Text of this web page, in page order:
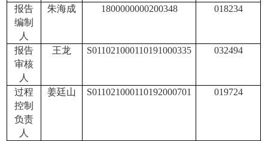
报告
编制
人
朱海成 1800000000200348 018234
报告
审核
人
王龙 S011021000110191000335 032494
过程
控制
负责
人
姜廷山 S011021000110192000701 019724